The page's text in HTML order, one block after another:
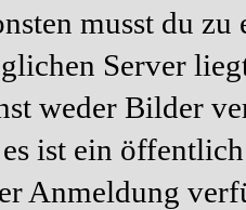
musst du
Server
weder Bilder
ist ein
Anmeldung